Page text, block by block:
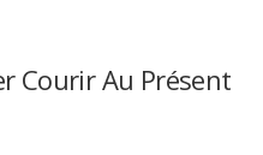
Courir Au Présent